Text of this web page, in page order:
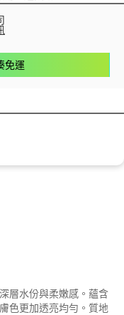
免運
層水份與柔嫩感。蘊含
色更加透亮均勻。質地